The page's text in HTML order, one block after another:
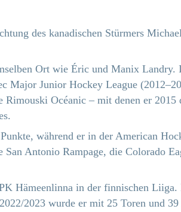
des kanadischen Stürmers
Ort wie Éric und Manix Landry.
Major Junior Hockey League
Océanic – mit denen er 2015
während er in der American
Antonio Rampage, die Colorado
Hämeenlinna in der finnischen
2023 wurde er mit 25 Toren und